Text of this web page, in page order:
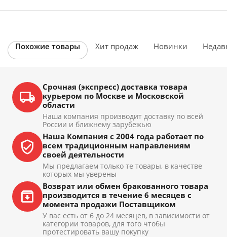
Похожие товары Хит продаж Новинки
Срочная (экспресс) доставка товара
курьером по Москве и Московской
области
Наша компания производит доставку по всей
России и ближнему зарубежью
Наша Компания с 2004 года работает по
всем традиционным направлениям
своей деятельности
Мы предлагаем только те товары, в качестве
которых мы уверены
Возврат или обмен бракованного товара
производится в течение 6 месяцев с
момента продажи Поставщиком
У вас есть от 6 до 24 месяцев, в зависимости от
категории товаров, для того чтобы
протестировать вашу покупку